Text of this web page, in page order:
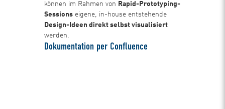
können im Rahmen von Rapid-Prototyping-
Sessionseigene, in-house entstehende
Design-Ideen direkt selbst visualisiert
werden.
Dokumentation per Confluence